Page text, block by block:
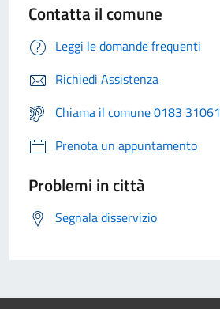
Contatta il comune
Leggi le domande frequenti
Richiedi Assistenza
Chiama il comune 0183 31061
Prenota un appuntamento
Problemi in città
Segnala disservizio